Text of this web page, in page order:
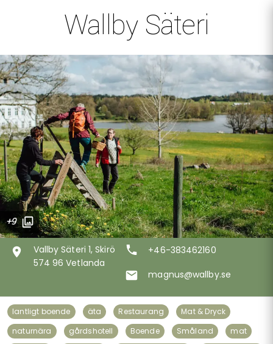
Wallby Säteri
+9
Vallby Säteri 1, Skirö
574 96 Vetlanda
+46-383462160
magnus@wallby.se
lantligt boende äta Restaurang
Mat & Dryck
naturnära
gårdshotell Boende Småland
mat